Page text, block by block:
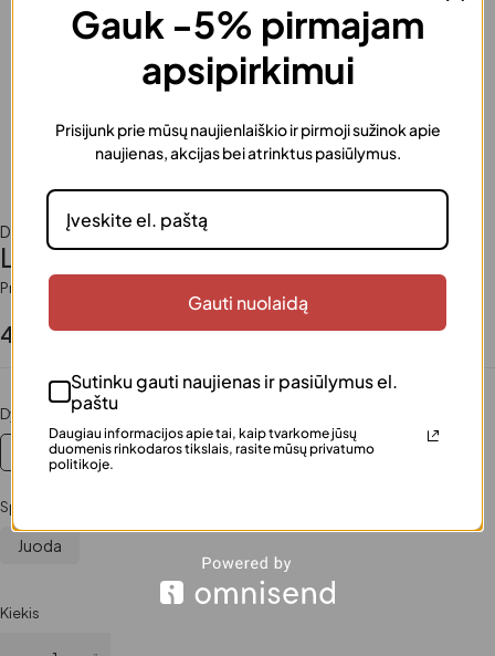
Drabužiai ,Laisvalaikio apranga
Laisvalaikio kostiumas
Prieinamumas
44.00€
Dydis
Spalva
Juoda
Kiekis
Gauk -5% pirmajam
apsipirkimui
Prisijunk prie mūsų naujienlaiškio ir pirmoji sužinok apie
naujienas, akcijas bei atrinktus pasiūlymus.
Gauti nuolaidą
Sutinku gauti naujienas ir pasiūlymus el.
paštu
Daugiau informacijos apie tai, kaip tvarkome jūsų
duomenis rinkodaros tikslais, rasite mūsų privatumo
politikoje.